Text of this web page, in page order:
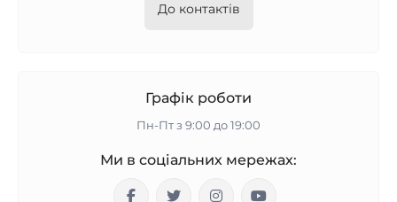
До контактів
Графік роботи
Пн-Пт з 9:00 до 19:00
Ми в соціальних мережах: